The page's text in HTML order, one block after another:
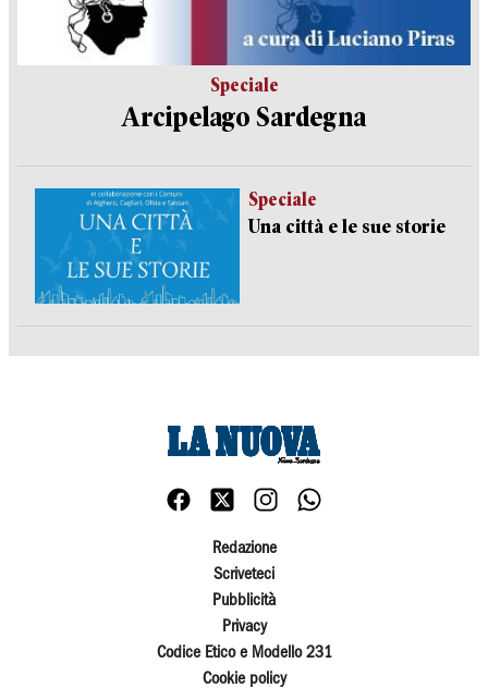
Speciale
Arcipelago Sardegna
Speciale
Una città e le sue storie
Redazione
Scriveteci
Pubblicità
Privacy
Codice Etico e Modello 231
Cookie policy